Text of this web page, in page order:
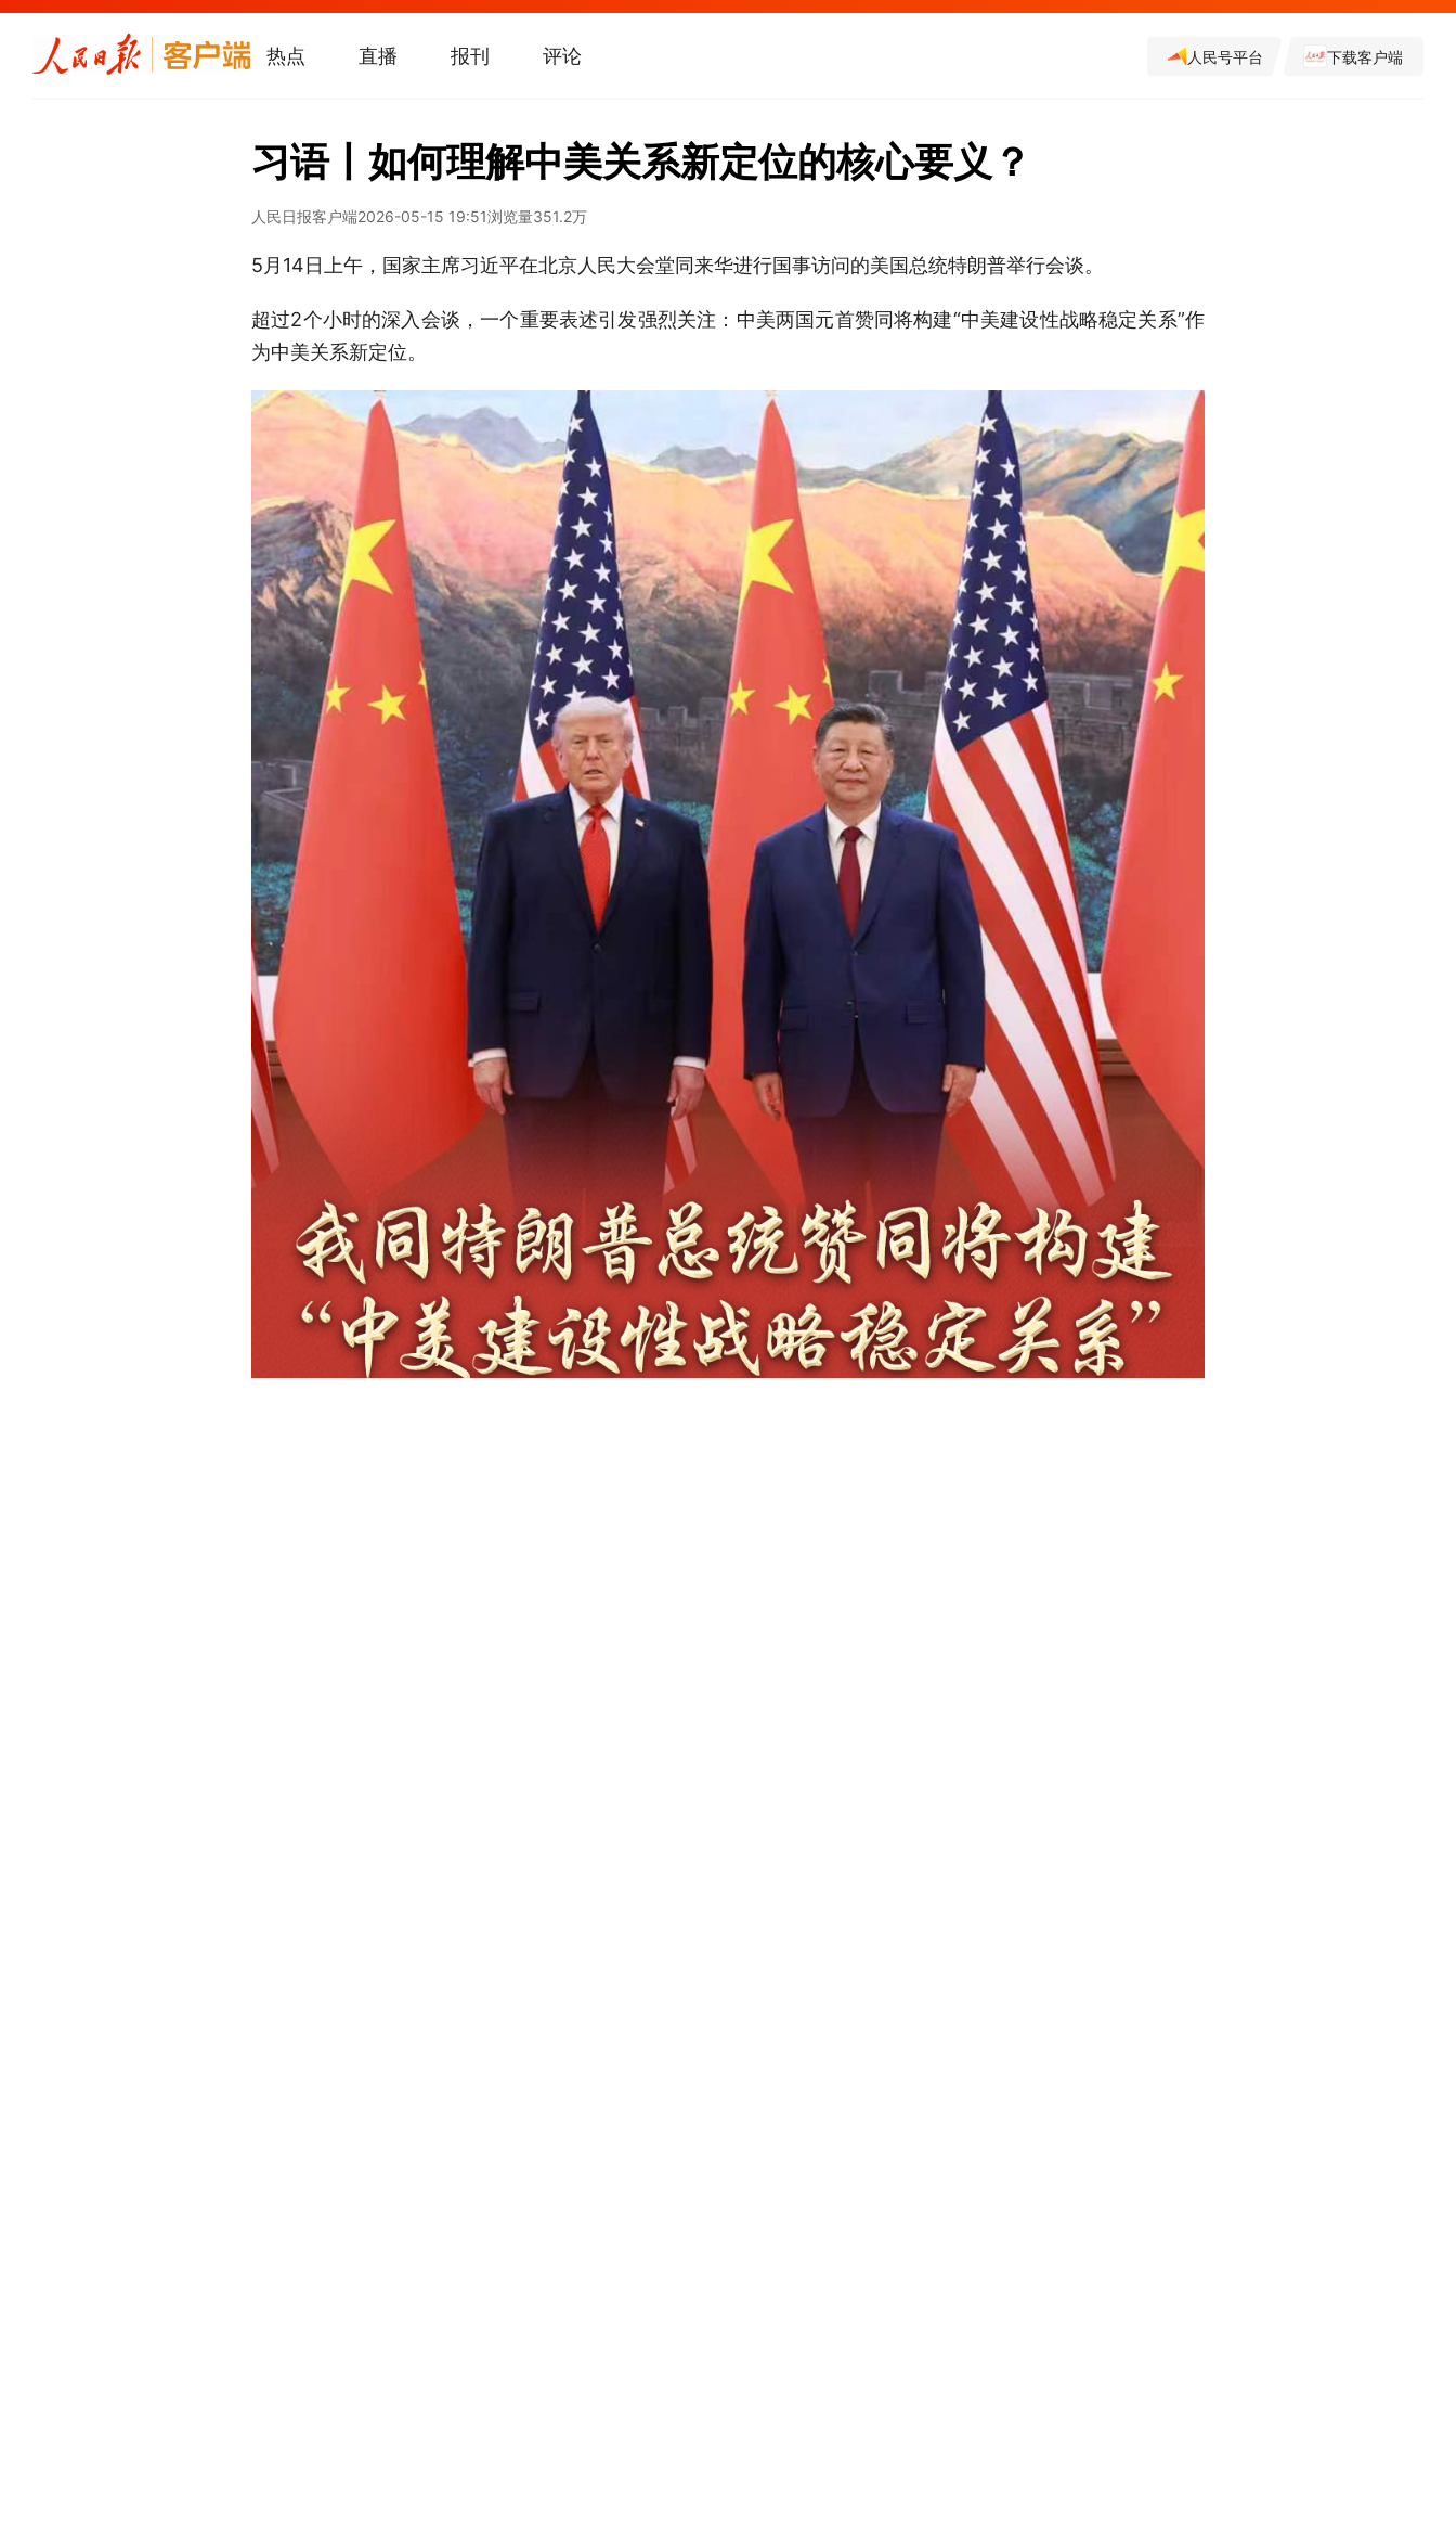
热点 直播 报刊 评论 人民号平台 下载客户端
习语丨如何理解中美关系新定位的核心要义？
人民日报客户端2026-05-15 19:51浏览量351.2万
5月14日上午，国家主席习近平在北京人民大会堂同来华进行国事访问的美国总统特朗普举行会谈。
超过2个小时的深入会谈，一个重要表述引发强烈关注：中美两国元首赞同将构建“中美建设性战略稳定关系”作
为中美关系新定位。